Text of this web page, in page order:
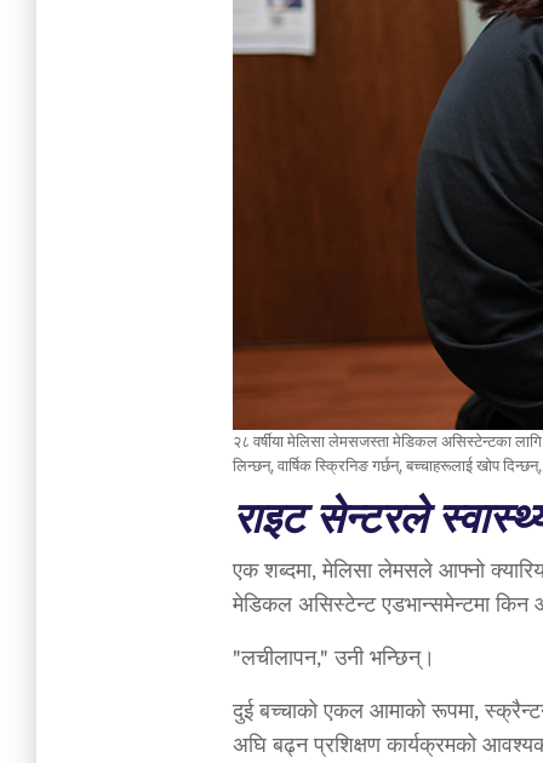
२८ वर्षीया मेलिसा लेमसजस्ता मेडिकल असिस्टेन्टका
लिन्छन्, वार्षिक स्क्रिनिङ गर्छन्, बच्चाहरूलाई खोप
राइट सेन्टरले
एक शब्दमा, मेलिसा लेमसले आफ्नो
मेडिकल असिस्टेन्ट एडभान्समेन्टमा
"लचीलापन," उनी भन्छिन्।
दुई बच्चाको एकल आमाको रूपमा,
अघि बढ्न प्रशिक्षण कार्यक्रमको